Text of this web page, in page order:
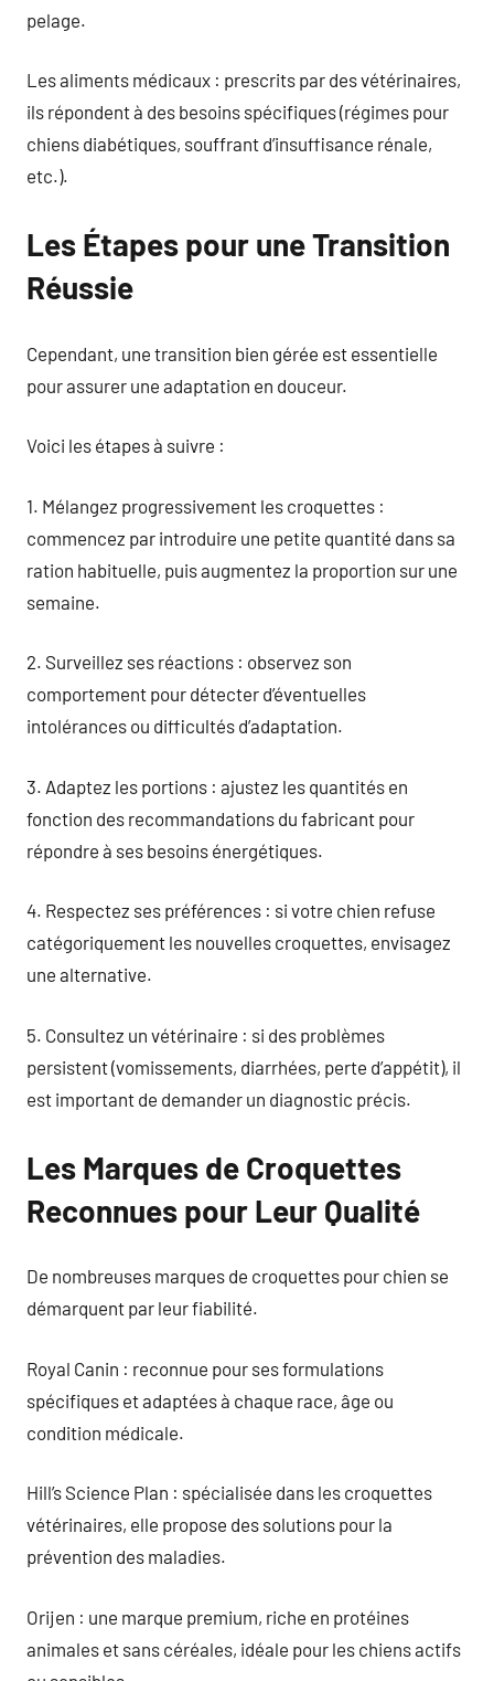
pelage.
Les aliments médicaux : prescrits par des vétérinaires,
ils répondent à des besoins spécifiques (régimes pour
chiens diabétiques, souffrant d’insuffisance rénale,
etc.).
Les Étapes pour une Transition
Réussie
Cependant, une transition bien gérée est essentielle
pour assurer une adaptation en douceur.
Voici les étapes à suivre :
1. Mélangez progressivement les croquettes :
commencez par introduire une petite quantité dans sa
ration habituelle, puis augmentez la proportion sur une
semaine.
2. Surveillez ses réactions : observez son
comportement pour détecter d’éventuelles
intolérances ou difficultés d’adaptation.
3. Adaptez les portions : ajustez les quantités en
fonction des recommandations du fabricant pour
répondre à ses besoins énergétiques.
4. Respectez ses préférences : si votre chien refuse
catégoriquement les nouvelles croquettes, envisagez
une alternative.
5. Consultez un vétérinaire : si des problèmes
persistent (vomissements, diarrhées, perte d’appétit), il
est important de demander un diagnostic précis.
Les Marques de Croquettes
Reconnues pour Leur Qualité
De nombreuses marques de croquettes pour chien se
démarquent par leur fiabilité.
Royal Canin : reconnue pour ses formulations
spécifiques et adaptées à chaque race, âge ou
condition médicale.
Hill’s Science Plan : spécialisée dans les croquettes
vétérinaires, elle propose des solutions pour la
prévention des maladies.
Orijen : une marque premium, riche en protéines
animales et sans céréales, idéale pour les chiens actifs